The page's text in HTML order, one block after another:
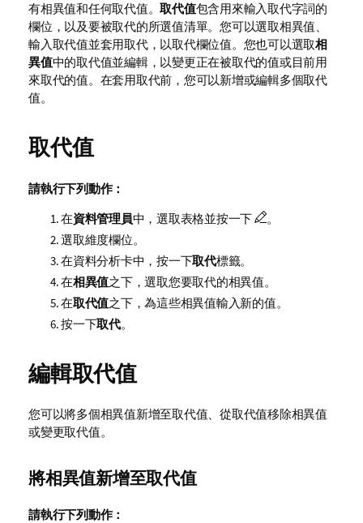
有相異值和任何取代值。取代值包含用來輸入取代字詞的
欄位，以及要被取代的所選值清單。您可以選取相異值、
輸入取代值並套用取代，以取代欄位值。您也可以選取相
異值中的取代值並編輯，以變更正在被取代的值或目前用
來取代的值。在套用取代前，您可以新增或編輯多個取代
值。
取代值
請執行下列動作：
在資料管理員中，選取表格並按一下
。
選取維度欄位。
在資料分析卡中，按一下取代標籤。
在相異值之下，選取您要取代的相異值。
在取代值之下，為這些相異值輸入新的值。
按一下取代。
編輯取代值
您可以將多個相異值新增至取代值、從取代值移除相異值
或變更取代值。
將相異值新增至取代值
請執行下列動作：